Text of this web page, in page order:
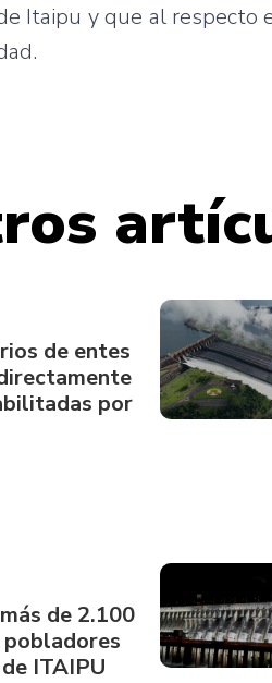
Itaipu yque al respecto
.
de entes
por
de 2.100
ITAIPU